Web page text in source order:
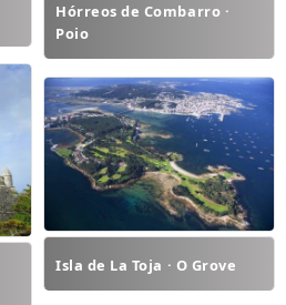
Hórreos de Combarro ·
Poio
Isla de La Toja · O Grove